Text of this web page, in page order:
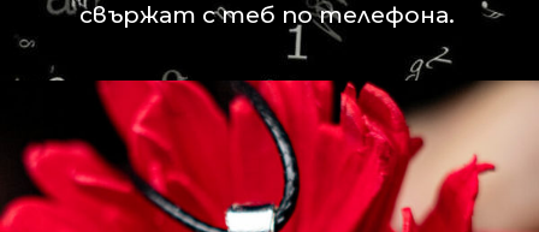
свържат с теб по телефона.